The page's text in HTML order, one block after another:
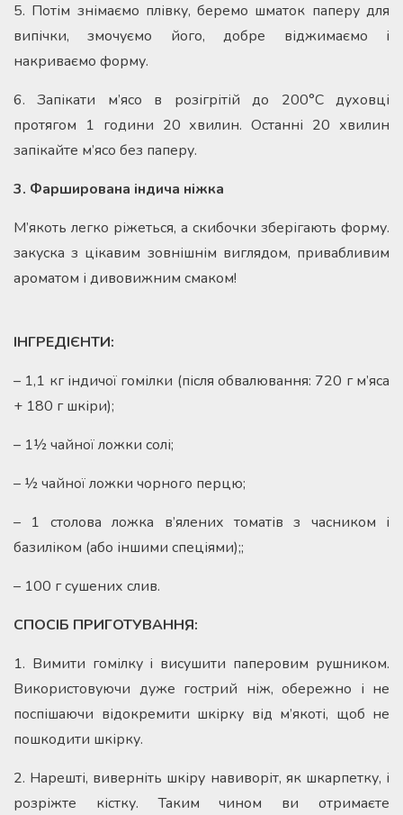
5. Потім знімаємо плівку, беремо шматок паперу для
випічки, змочуємо його, добре віджимаємо і
накриваємо форму.
6. Запікати м’ясо в розігрітій до 200°С духовці
протягом 1 години 20 хвилин. Останні 20 хвилин
запікайте м’ясо без паперу.
3. Фарширована індича ніжка
М’якоть легко ріжеться, а скибочки зберігають форму.
закуска з цікавим зовнішнім виглядом, привабливим
ароматом і дивовижним смаком!
ІНГРЕДІЄНТИ:
– 1,1 кг індичої гомілки (після обвалювання: 720 г м’яса
+ 180 г шкіри);
– 1½ чайної ложки солі;
– ½ чайної ложки чорного перцю;
– 1 столова ложка в’ялених томатів з часником і
базиліком (або іншими спеціями);;
– 100 г сушених слив.
СПОСІБ ПРИГОТУВАННЯ:
1. Вимити гомілку і висушити паперовим рушником.
Використовуючи дуже гострий ніж, обережно і не
поспішаючи відокремити шкірку від м’якоті, щоб не
пошкодити шкірку.
2. Нарешті, виверніть шкіру навиворіт, як шкарпетку, і
розріжте кістку. Таким чином ви отримаєте